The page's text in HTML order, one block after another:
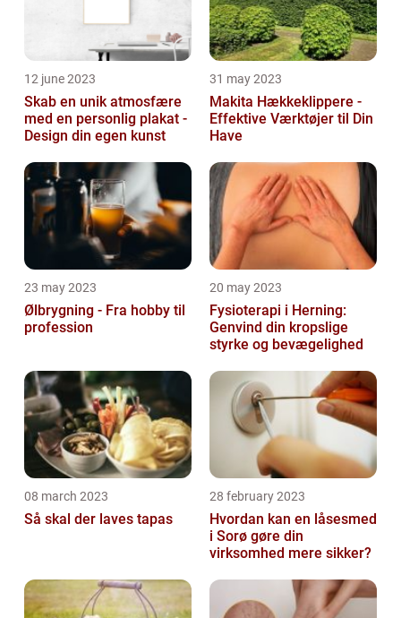
12 june 2023
Skab en unik atmosfære
med en personlig plakat -
Design din egen kunst
31 may 2023
Makita Hækkeklippere -
Effektive Værktøjer til Din
Have
23 may 2023
Ølbrygning - Fra hobby til
profession
20 may 2023
Fysioterapi i Herning:
Genvind din kropslige
styrke og bevægelighed
08 march 2023
Så skal der laves tapas
28 february 2023
Hvordan kan en låsesmed
i Sorø gøre din
virksomhed mere sikker?